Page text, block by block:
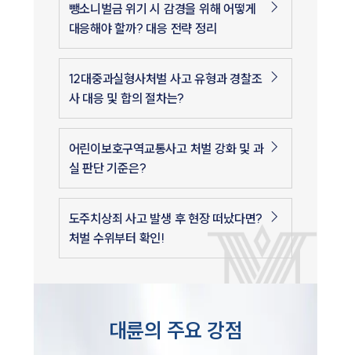
뺑소니벌금 위기 시 감경을 위해 어떻게
대응해야 할까? 대응 전략 정리
12대중과실형사처벌 사고 유형과 경찰조
사 대응 및 합의 절차는?
어린이보호구역교통사고 처벌 강화 및 과
실 판단 기준은?
도주치상죄 사고 발생 후 현장 떠났다면?
처벌 수위부터 확인!
대륜의 주요 강점